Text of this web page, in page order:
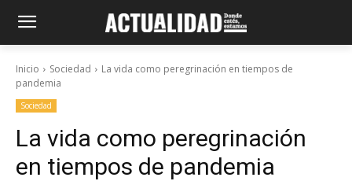
Inicio Sociedad
La vida como peregrinación en tiempos de
pandemia
Sociedad
La vida como peregrinación
en tiempos de pandemia